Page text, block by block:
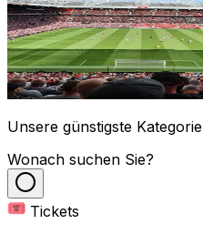
Unsere günstigste Kategorie
Wonach suchen Sie?
Tickets